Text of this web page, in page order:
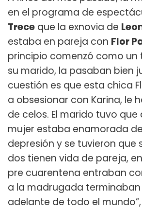
en el programa de
Trece que la exnovia de
estaba en pareja con Flor
principio comenzó como un
su marido, la pasaban bien
cuestión es que esta chica
a obsesionar con Karina, le
de celos. El marido tuvo que
mujer estaba enamorada
depresión y se tuvieron que
dos tienen vida de pareja,
pre cuarentena entraban
a la madrugada
adelante de todo el